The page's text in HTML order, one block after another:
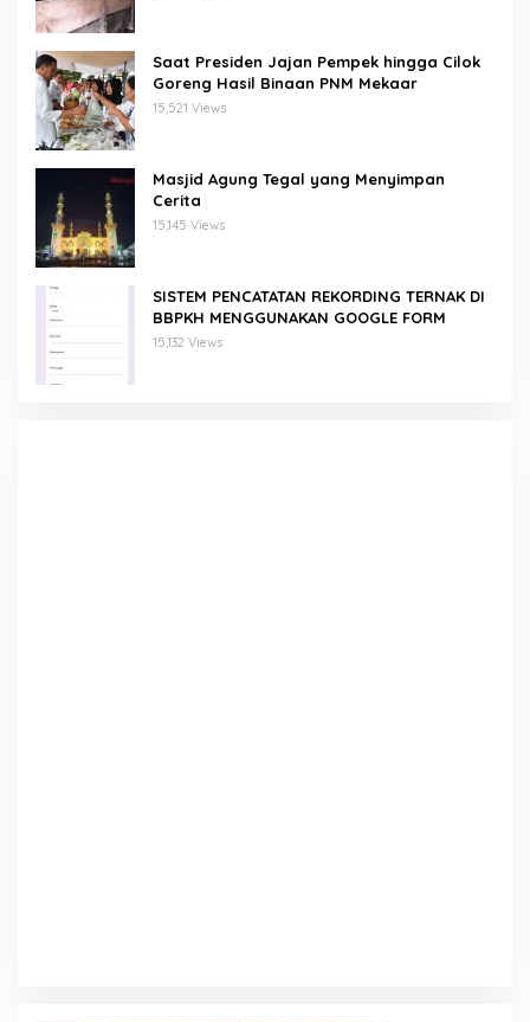
Saat Presiden Jajan Pempek hingga Cilok
Goreng Hasil Binaan PNM Mekaar
15,521 Views
Masjid Agung Tegal yang Menyimpan
Cerita
15,145 Views
SISTEM PENCATATAN REKORDING TERNAK DI
BBPKH MENGGUNAKAN GOOGLE FORM
15,132 Views